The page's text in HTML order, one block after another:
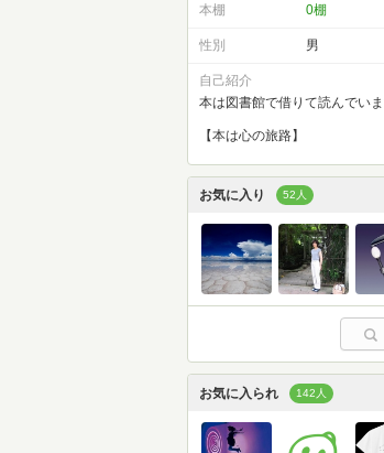
本棚 0棚
性別 男
自己紹介
本は図書館で借りて読んでいま
【本は心の旅路】
お気に入り 52人
お気に入られ 142人